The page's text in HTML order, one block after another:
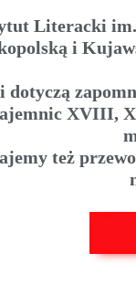
Literacki im.
i
dotyczą
XVIII,
też